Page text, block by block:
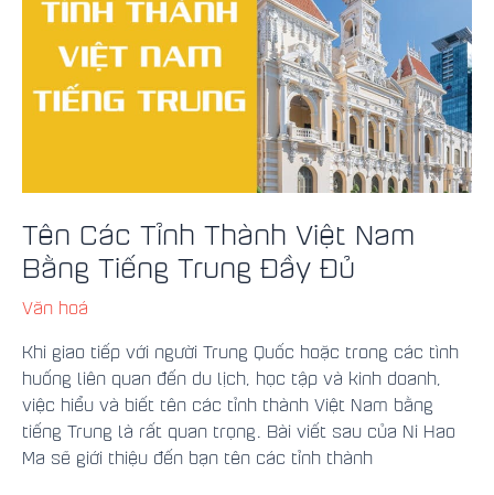
Tên Các Tỉnh Thành Việt Nam
Bằng Tiếng Trung Đầy Đủ
Văn hoá
Khi giao tiếp với người Trung Quốc hoặc trong các tình
huống liên quan đến du lịch, học tập và kinh doanh,
việc hiểu và biết tên các tỉnh thành Việt Nam bằng
tiếng Trung là rất quan trọng. Bài viết sau của Ni Hao
Ma sẽ giới thiệu đến bạn tên các tỉnh thành
Nam
Bằng
Tiếng
Trung